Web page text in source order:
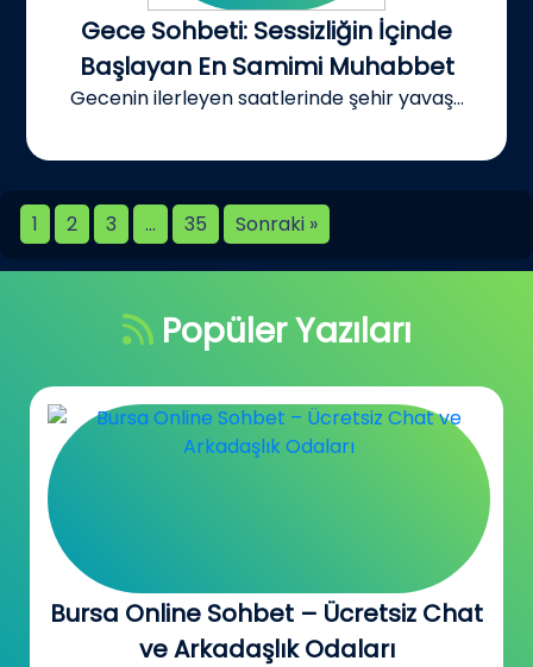
Gece Sohbeti: Sessizliğin İçinde
Başlayan En Samimi Muhabbet
Gecenin ilerleyen saatlerinde şehir yavaş...
1 2 3 … 35 Sonraki »
Popüler Yazıları
Canada Sohbet Odaları –
Kanada’daki Türklerle Tanış, Konuş,